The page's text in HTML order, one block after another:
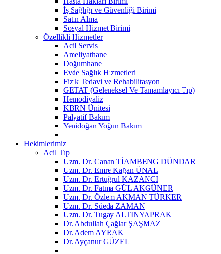
İş Sağlığı ve Güvenliği Birimi
Satın Alma
Sosyal Hizmet Birimi
Özellikli Hizmetler
Acil Servis
Ameliyathane
Doğumhane
Evde Sağlık Hizmetleri
Fizik Tedavi ve Rehabilitasyon
GETAT (Geleneksel Ve Tamamlayıcı Tıp)
Hemodiyaliz
KBRN Ünitesi
Palyatif Bakım
Yenidoğan Yoğun Bakım
Hekimlerimiz
Acil Tıp
Uzm. Dr. Canan TİAMBENG DÜNDAR
Uzm. Dr. Emre Kağan ÜNAL
Uzm. Dr. Ertuğrul KAZANCI
Uzm. Dr. Fatma GÜL AKGÜNER
Uzm. Dr. Özlem AKMAN TÜRKER
Uzm. Dr. Süeda ZAMAN
Uzm. Dr. Tugay ALTINYAPRAK
Dr. Abdullah Çağlar ŞAŞMAZ
Dr. Adem AYRAK
Dr. Ayçanur GÜZEL